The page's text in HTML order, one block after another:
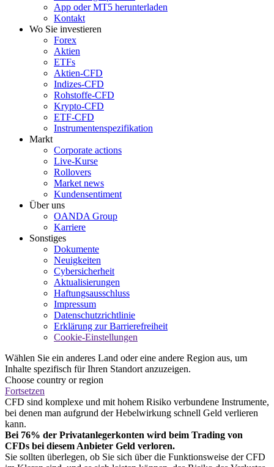
App oder MT5 herunterladen
Kontakt
Wo Sie investieren
Forex
Aktien
ETFs
Aktien-CFD
Indizes-CFD
Rohstoffe-CFD
Krypto-CFD
ETF-CFD
Instrumentenspezifikation
Markt
Corporate actions
Live-Kurse
Rollovers
Market news
Kundensentiment
Über uns
OANDA Group
Karriere
Sonstiges
Dokumente
Neuigkeiten
Cybersicherheit
Aktualisierungen
Haftungsausschluss
Impressum
Datenschutzrichtlinie
Erklärung zur Barrierefreiheit
Cookie-Einstellungen
Wählen Sie ein anderes Land oder eine andere Region aus, um
Inhalte spezifisch für Ihren Standort anzuzeigen.
Choose country or region
Fortsetzen
CFD sind komplexe und mit hohem Risiko verbundene Instrumente,
bei denen man aufgrund der Hebelwirkung schnell Geld verlieren
kann.
Bei 76% der Privatanlegerkonten wird beim Trading von
CFDs bei diesem Anbieter Geld verloren.
Sie sollten überlegen, ob Sie sich über die Funktionsweise der CFD